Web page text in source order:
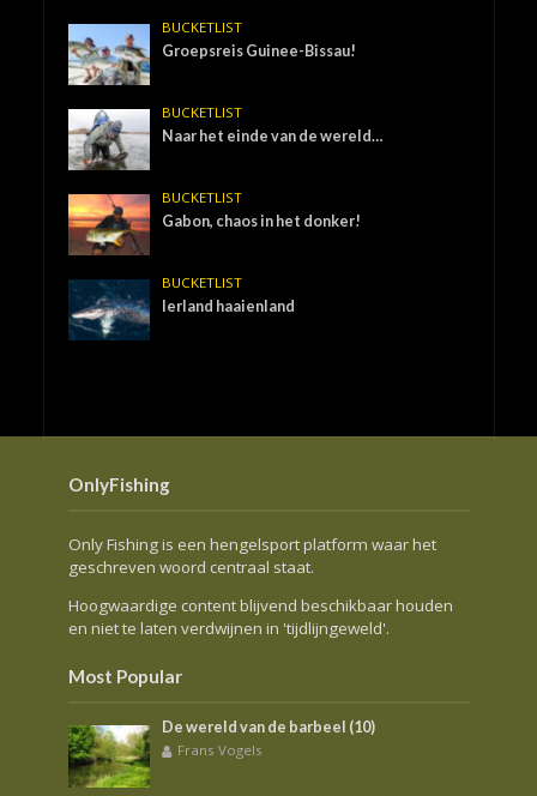
BUCKETLIST
Groepsreis Guinee-Bissau!
BUCKETLIST
Naar het einde van de wereld…
BUCKETLIST
Gabon, chaos in het donker!
BUCKETLIST
Ierland haaienland
OnlyFishing
Only Fishing is een hengelsport platform waar het
geschreven woord centraal staat.
Hoogwaardige content blijvend beschikbaar houden
en niet te laten verdwijnen in 'tijdlijngeweld'.
Most Popular
De wereld van de barbeel (10)
Frans Vogels